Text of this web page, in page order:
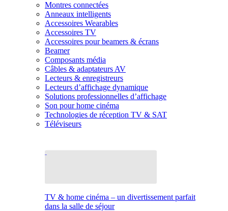
Montres connectées
Anneaux intelligents
Accessoires Wearables
Accessoires TV
Accessoires pour beamers & écrans
Beamer
Composants média
Câbles & adaptateurs AV
Lecteurs & enregistreurs
Lecteurs d’affichage dynamique
Solutions professionnelles d’affichage
Son pour home cinéma
Technologies de réception TV & SAT
Téléviseurs
TV & home cinéma – un divertissement parfait
dans la salle de séjour